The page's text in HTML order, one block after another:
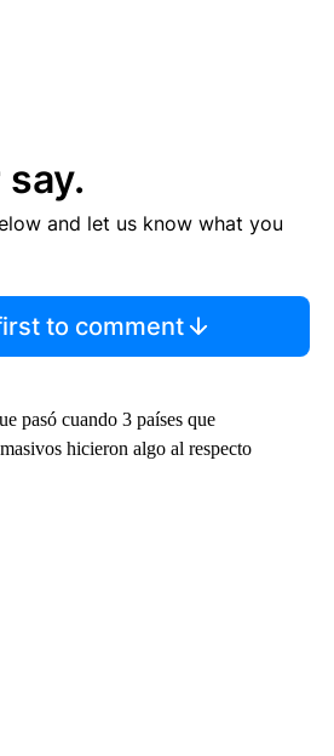
and let us know what you
to comment
pasó cuando 3 países que
hicieron algo al respecto